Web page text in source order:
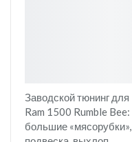
Заводской тюнинг для
Ram 1500 Rumble Bee:
большие «мясорубки»,